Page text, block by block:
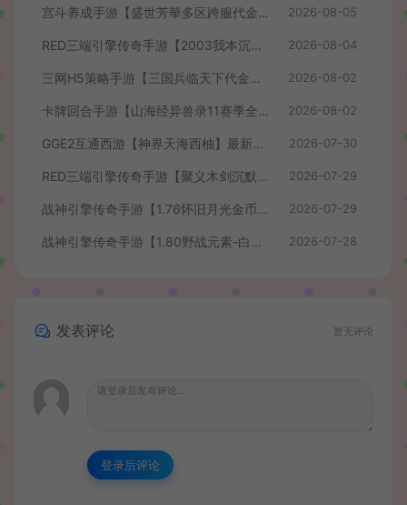
宫斗养成手游【盛世芳華多区跨服代金券本地优化版】最新整理单机一键即玩端+Linux手工服务端+CDK授权后台+安卓+详细搭建教程 2026-08-05
RED三端引擎传奇手游【2003我本沉默】最新整理Win系服务端+安卓苹果PC三端+详细搭建教程 2026-08-04
三网H5策略手游【三国兵临天下代金券内购七合修复版】最新整理单机一键即玩镜像端+Linux手工服务端+管理后台+GM授权后台+简易安卓客户端+详细搭建教程+视频教程 2026-08-02
卡牌回合手游【山海经异兽录11赛季全人物代金券内购版】最新整理WIN系服务端+授权GM后台+管理后台+热更修改工具+安卓+详细搭建教程 2026-08-02
GGE2互通西游【神界天海西柚】最新整理Win系服务端+安卓苹果PC三端+内置GM工具+全套源码+详细搭建教程+视频教程 2026-07-30
RED三端引擎传奇手游【聚义木剑沉默高仿嘟嘟沉默】最新整理Win系服务端+安卓苹果PC三端+详细搭建教程 2026-07-29
战神引擎传奇手游【1.76怀旧月光金币版】最新整理Win系复古服务端+安卓苹果双端+GM授权物品后台+详细搭建教程 2026-07-29
战神引擎传奇手游【1.80野战元素-白猪7.2免授权】最新整理Win系特色服务端+安卓+GM授权物品后台+详细搭建教程 2026-07-28
发表评论 暂无评论
登录后评论